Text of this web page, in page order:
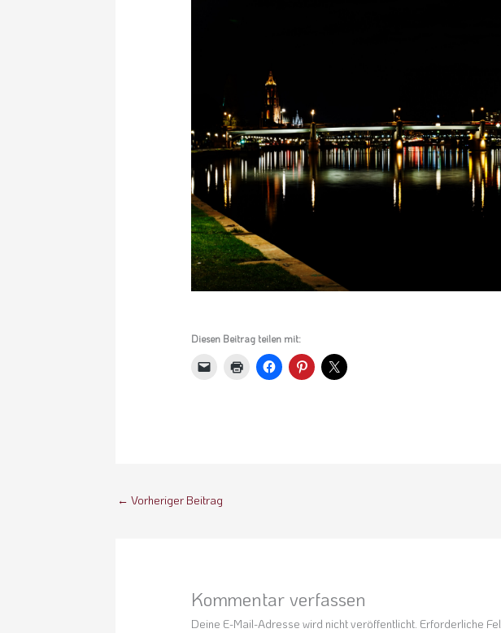
Diesen Beitrag teilen mit:
← Vorheriger Beitrag
Kommentar verfassen
Deine E-Mail-Adresse wird nicht veröffentlicht. Erforderliche